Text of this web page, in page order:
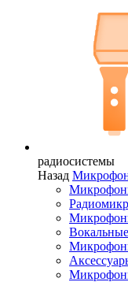
радиосистемы
Назад